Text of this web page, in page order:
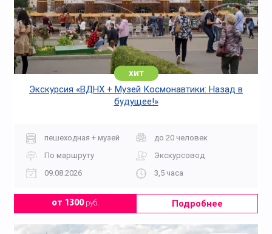
хит
Экскурсия «ВДНХ + Музей Космонавтики: Назад в
будущее!»
пешеходная + музей
до 20 человек
По маршруту
Экскурсовод
09.08.2026
3,5 часа
от 1300руб. Подробнее